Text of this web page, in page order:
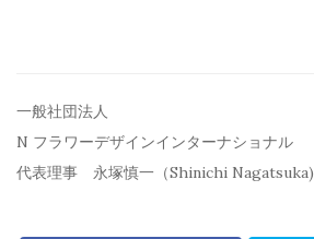
一般社団法人
N フラワーデザインインターナショナル
代表理事 永塚慎一（Shinichi Nagatsuka)